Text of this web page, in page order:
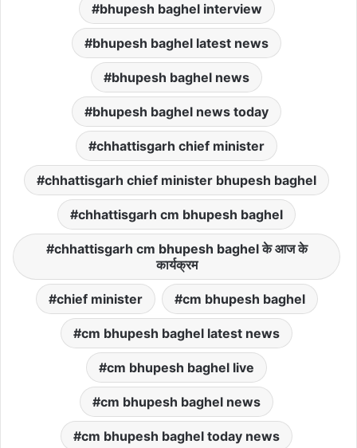
bhupesh baghel interview
bhupesh baghel latest news
bhupesh baghel news
bhupesh baghel news today
chhattisgarh chief minister
chhattisgarh chief minister bhupesh baghel
chhattisgarh cm bhupesh baghel
chhattisgarh cm bhupesh baghel के आज के
कार्यक्रम
chief minister cm bhupesh baghel
cm bhupesh baghel latest news
cm bhupesh baghel live
cm bhupesh baghel news
cm bhupesh baghel today news